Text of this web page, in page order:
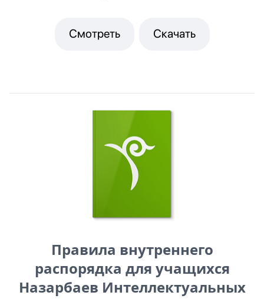
Смотреть Скачать
Правила внутреннего
распорядка для учащихся
Назарбаев Интеллектуальных